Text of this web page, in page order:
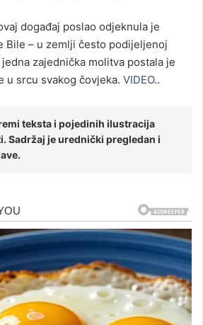
događaj poslao odjeknula je
Bile – u zemlji često podijeljenoj
zajednička molitva postala je
u srcu svakog čovjeka. VIDEO..
teksta i pojedinih ilustracija
Sadržaj je urednički pregledan i